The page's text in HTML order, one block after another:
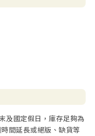
及國定假日，庫存足夠為
間延長或絕版、缺貨等